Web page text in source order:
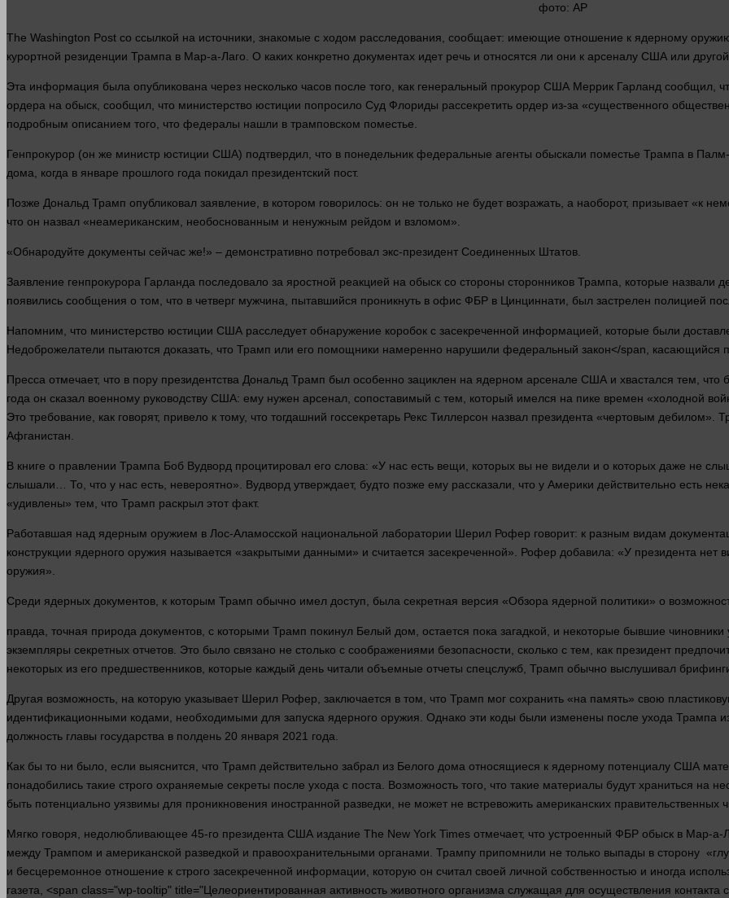
фото: AP
The Washington Post со ссылкой на источники, знакомые с ходом расследования, сообщает: имеющие отношение к ядерному
курортной резиденции Трампа в Мар-а-Лаго. О каких конкретно документах идет речь и относятся ли они к арсеналу США или другой
Эта информация была опубликована через несколько часов после того, как генеральный прокурор США Меррик Гарланд сообщил,
ордера на обыск, сообщил, что министерство юстиции попросило Суд Флориды рассекретить ордер из-за «существенного
подробным описанием того, что федералы нашли в трамповском поместье.
Генпрокурор (он же министр юстиции США) подтвердил, что в понедельник федеральные агенты обыскали поместье Трампа в
дома , когда в январе прошлого года покидал президентский пост.
Позже Дональд Трамп опубликовал заявление, в котором говорилось: он не только не будет возражать, а наоборот, призывает «к
что он назвал «неамериканским, необоснованным и ненужным рейдом и взломом».
«Обнародуйте документы сейчас же!» – демонстративно потребовал экс-президент Соединенных Штатов.
Заявление генпрокурора Гарланда последовало за яростной реакцией на обыск со стороны сторонников Трампа, которые назвали
появились сообщения о том, что в четверг мужчина, пытавшийся проникнуть в офис ФБР в Цинциннати, был застрелен полицией
Напомним, что министерство юстиции США расследует обнаружение коробок с засекреченной информацией, которые были
Недоброжелатели пытаются доказать, что Трамп или его помощники намеренно нарушили федеральный закон</span, касающийся
Пресса отмечает, что в пору президентства Дональд Трамп был особенно зациклен на ядерном арсенале США и хвастался тем,
года он сказал военному руководству США: ему нужен арсенал, сопоставимый с тем, который имелся на пике времен «холодной
Это требование, как говорят, привело к тому, что тогдашний госсекретарь Рекс Тиллерсон назвал президента «чертовым
Афганистан.
В книге о правлении Трампа Боб Вудворд процитировал его слова: «У нас есть вещи, которых вы не видели и о которых даже не
слышали… То, что у нас есть, невероятно». Вудворд утверждает, будто позже ему рассказали, что у Америки действительно есть
«удивлены» тем, что Трамп раскрыл этот факт.
Работавшая над ядерным оружием в Лос-Аламосской национальной лаборатории Шерил Рофер говорит: к разным видам
конструкции ядерного оружия называется «закрытыми данными» и считается засекреченной». Рофер добавила: «У президента нет
оружия».
Среди ядерных документов , к которым Трамп обычно имел доступ, была секретная версия «Обзора ядерной политики» о
правда , точная природа документов , с которыми Трамп покинул Белый дом , остается пока загадкой, и некоторые бывшие чиновники
экземпляры секретных отчетов. Это было связано не столько с соображениями безопасности, сколько с тем, как президент
некоторых из его предшественников, которые каждый день читали объемные отчеты спецслужб, Трамп обычно выслушивал
Другая возможность, на которую указывает Шерил Рофер, заключается в том, что Трамп мог сохранить «на память» свою
идентификационными кодами, необходимыми для запуска ядерного оружия. Однако эти коды были изменены после ухода Трампа
должность главы государства в полдень 20 января 2021 года
Как бы то ни было, если выяснится, что Трамп действительно забрал из Белого дома относящиеся к ядерному потенциалу США
понадобились такие строго охраняемые секреты после ухода с поста. Возможность того, что такие материалы будут храниться на
быть потенциально уязвимы для проникновения иностранной разведки, не может не встревожить американских правительственных
Мягко говоря, недолюбливающее 45-го президента США издание The New York Times отмечает, что устроенный ФБР обыск в Мар-а-
между Трампом и американской разведкой и правоохранительными органами. Трампу припомнили не только выпады в сторону
и бесцеремонное отношение к строго засекреченной информации , которую он считал своей личной собственностью и иногда
газета , <span class="wp-tooltip" title="Целеориентированная активность животного организма служащая для осуществления